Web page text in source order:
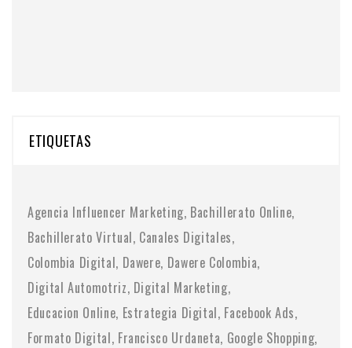
ETIQUETAS
Agencia Influencer Marketing Bachillerato Online
Bachillerato Virtual Canales Digitales
Colombia Digital Dawere Dawere Colombia
Digital Automotriz Digital Marketing
Educacion Online Estrategia Digital Facebook Ads
Formato Digital Francisco Urdaneta Google Shopping